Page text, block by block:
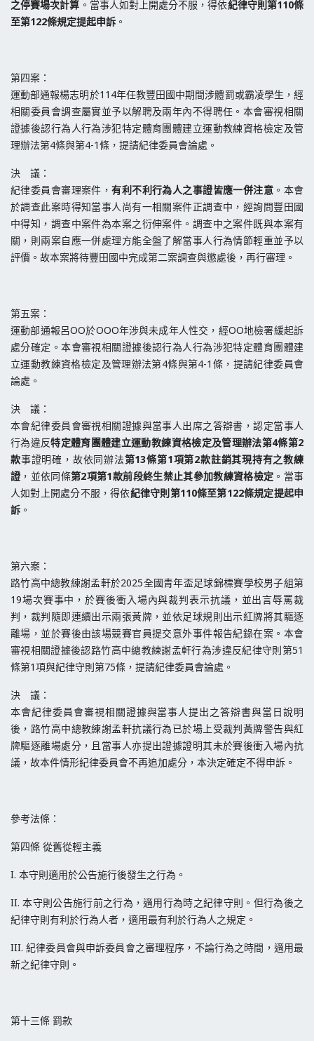
之停賽場次計算 。當事人如對上開處分不服，得依紀律守則第110條
至第122條規定提起申訴 。
第四案：
運動部通報楊志明於114年任教豐田國中期間涉體罰或霸凌學生，經
相關委員會調查屬實並予以解聘及兩年內不得聘任。本會審視相關
證據後認行為人行為涉犯特定體育團體建立運動教練資格檢定及管
理辦法第4條與第4-1條，提請紀律委員會論處。
決 議：
紀律委員會審理案件，有利不利行為人之事證皆應一併注意 。本會
於調查此案時得知當事人尚有一相關案件正調查中，經詢問豐田國
中得知，調查中案件為本案之衍伸案件。調查中之案件既與本案有
關，則兩案自應一併處理方能全盤了解當事人行為情節輕重並予以
評價。故本案將待豐田國中完成第二案調查與懲處後，再行審理。
第五案：
運動部通報呂OO於OOO年涉與未成年人性交，經OO地檢署緩起訴
處分確定。本會審視相關證據後認行為人行為涉犯特定體育團體建
立運動教練資格檢定及管理辦法第4條與第4-1條，提請紀律委員會
論處。
決 議：
本會紀律委員會審視相關證據與當事人出席之答辯書，認定當事人
行為違反特定體育團體建立運動教練資格檢定及管理辦法第4條第2
款事證明確，故依同辦法第13條第1項第2款註銷其現持有之教練
證 ，並依同條第2項第1款前段終生禁止其參加教練資格檢定 。當事
人如對上開處分不服，得依紀律守則第110條至第122條規定提起申
訴 。
第六案：
路竹高中總教練謝孟軒於2025全國青年盃足球錦標賽學校男子組第
19場次賽事中，於賽後衝入場內與裁判表示抗議，並出言辱罵裁
判，裁判隨即連續出示兩張黃牌，並依足球規則出示紅牌將其驅逐
離場，並於賽後由該場競賽官員提交意外事件報告紀錄在案。本會
審視相關證據後認路竹高中總教練謝孟軒行為涉違反紀律守則第51
條第1項與紀律守則第75條，提請紀律委員會論處。
決 議：
本會紀律委員會審視相關證據與當事人提出之答辯書與當日說明
後，路竹高中總教練謝孟軒抗議行為已於場上受裁判黃牌警告與紅
牌驅逐離場處分，且當事人亦提出證據證明其未於賽後衝入場內抗
議，故本件情形紀律委員會不再追加處分，本決定確定不得申訴。
參考法條：
第四條 從舊從輕主義
I. 本守則適用於公告施行後發生之行為。
II. 本守則公告施行前之行為，適用行為時之紀律守則。但行為後之
紀律守則有利於行為人者，適用最有利於行為人之規定。
III. 紀律委員會與申訴委員會之審理程序，不論行為之時間，適用最
新之紀律守則。
第十三條 罰款